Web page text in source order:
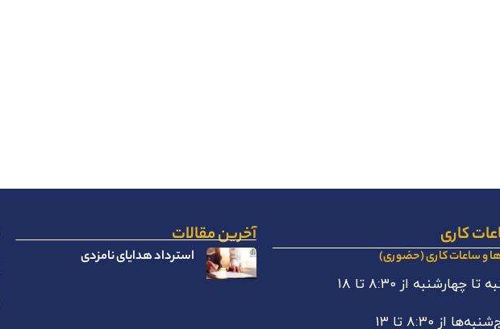
کاری
و ساعات کاری (حضوری)
تا چهارشنبه از ۸:۳۰ تا ۱۸
از ۸:۳۰ تا ۱۳
آخرین مقالات
استرداد هدایای نامزدی